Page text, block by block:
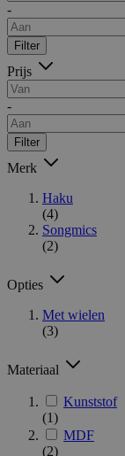
-
Filter
Prijs
-
Filter
Merk
Haku
(4)
Songmics
(2)
Opties
Met wielen
(3)
Materiaal
Kunststof
(1)
MDF
(2)